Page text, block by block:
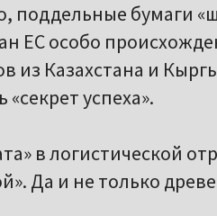
поддельные бумаги
ЕС особо
из Казахстана и
успеха».
в логистической
Да и не только